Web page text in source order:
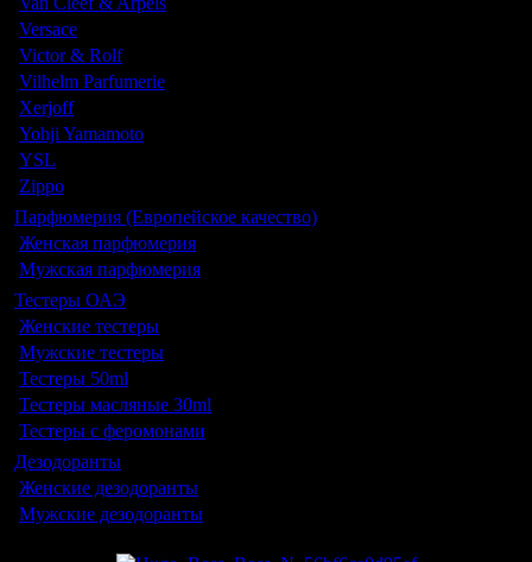
Versace
Victor & Rolf
Vilhelm Parfumerie
Xerjoff
Yohji Yamamoto
YSL
Zippo
Парфюмерия (Европейское качество)
Женская парфюмерия
Мужская парфюмерия
Тестеры ОАЭ
Женские тестеры
Мужские тестеры
Тестеры 50ml
Тестеры масляные 30ml
Тестеры с феромонами
Дезодоранты
Женские дезодоранты
Мужские дезодоранты